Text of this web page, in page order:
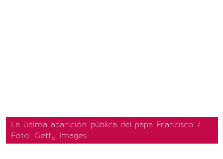
La última aparición pública del papa Francisco /
Foto: Getty Images